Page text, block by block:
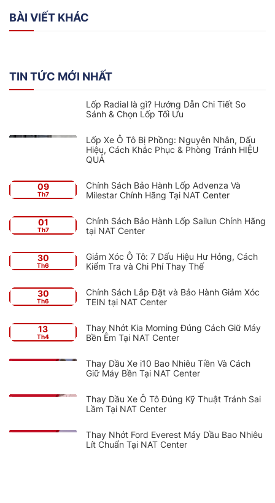
BÀI VIẾT KHÁC
TIN TỨC MỚI NHẤT
Lốp Radial là gì? Hướng Dẫn Chi Tiết So
Sánh & Chọn Lốp Tối Ưu
Lốp Xe Ô Tô Bị Phồng: Nguyên Nhân, Dấu
Hiệu, Cách Khắc Phục & Phòng Tránh HIỆU
QUẢ
09
Th7
Chính Sách Bảo Hành Lốp Advenza Và
Milestar Chính Hãng Tại NAT Center
01
Th7
Chính Sách Bảo Hành Lốp Sailun Chính Hãng
tại NAT Center
30
Th6
Giảm Xóc Ô Tô: 7 Dấu Hiệu Hư Hỏng, Cách
Kiểm Tra và Chi Phí Thay Thế
30
Th6
Chính Sách Lắp Đặt và Bảo Hành Giảm Xóc
TEIN tại NAT Center
13
Th4
Thay Nhớt Kia Morning Đúng Cách Giữ Máy
Bền Êm Tại NAT Center
Thay Dầu Xe i10 Bao Nhiêu Tiền Và Cách
Giữ Máy Bền Tại NAT Center
Thay Dầu Xe Ô Tô Đúng Kỹ Thuật Tránh Sai
Lầm Tại NAT Center
Thay Nhớt Ford Everest Máy Dầu Bao Nhiêu
Lít Chuẩn Tại NAT Center